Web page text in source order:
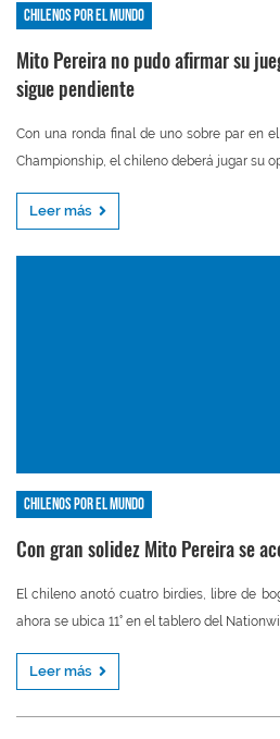
Chilenos por el mundo
Mito Pereira no pudo afirmar su
sigue pendiente
Con una ronda final de uno sobre par en
Championship, el chileno deberá jugar su
Leer más
Chilenos por el mundo
Con gran solidez Mito Pereira se
El chileno anotó cuatro birdies, libre de
ahora se ubica 11° en el tablero del
Leer más